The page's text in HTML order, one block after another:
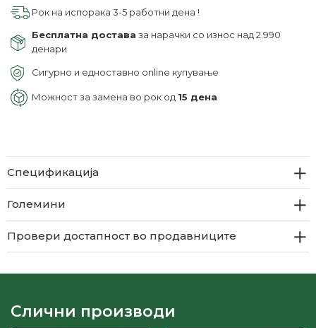
Рок на испорака 3-5 работни дена !
Бесплатна достава за нарачки со износ над 2.990
денари
Сигурно и едноставно online купување
Можност за замена во рок од 15 дена
Спецификација
Големини
Провери достапност во продавниците
Слични производи